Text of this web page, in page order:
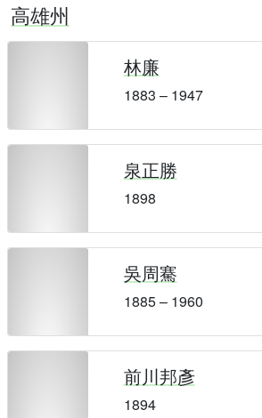
高雄州
林廉
1883 – 1947
泉正勝
1898
吳周騫
1885 – 1960
前川邦彥
1894